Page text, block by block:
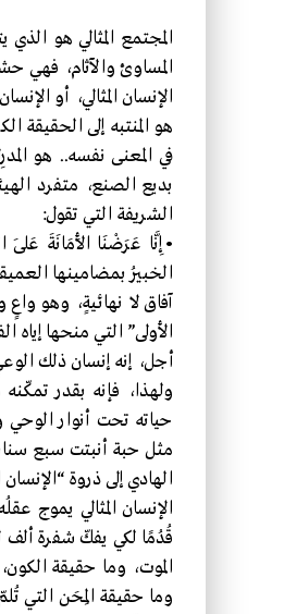
المجتمع المثالي هو
المساوئ والآثام، فهي
الإنسان المثالي، أو
الشريفة التي تقول:
الخبيرُ بمضامينها
آفاق لا نهائيةٍ، وهو
الأولى” التي منحها إياه
أجل، إنه إنسان ذلك
حياته تحت أنوار الوحي
مثل حبة أنبتت سبع
الهادي إلى ذروة
الإنسان المثالي يموج
قُدُمًا لكي يفكّ شفرة ألف
الموت، وما حقيقة
وما حقيقة المِحَن التي